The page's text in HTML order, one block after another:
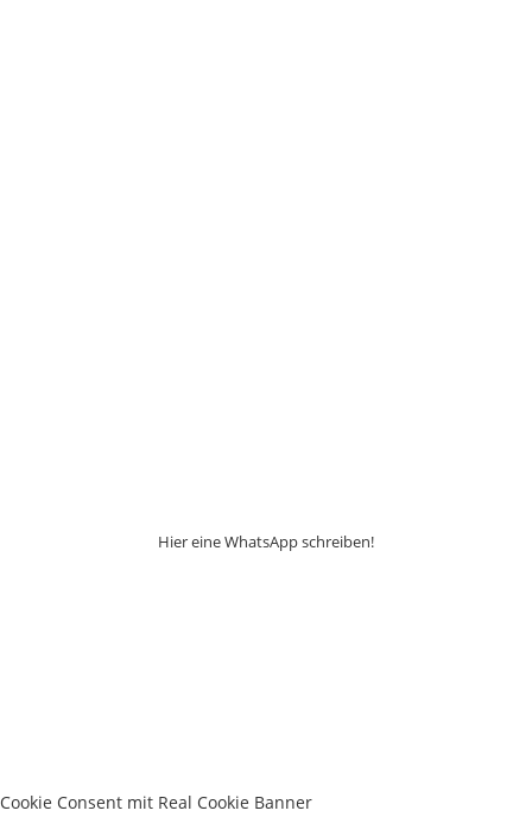
Hier eine WhatsApp schreiben!
Cookie Consent mit Real Cookie Banner